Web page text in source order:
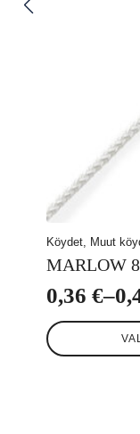
Köydet, Muut
MARLOW
0,36 €–
0,36 €
Tällä
tuotteella
on